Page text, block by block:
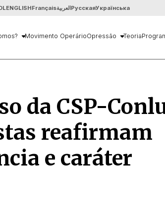
ENGLISHFrançaisالعربيةРусскаяУкраїнська
Movimento OperárioOpressão Teoria
da CSP-
reafirmam
e caráter